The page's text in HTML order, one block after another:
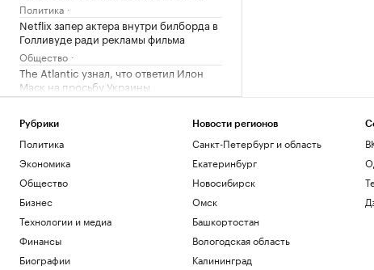
Политика
Netflix запер актера внутри билборда в
Голливуде ради рекламы фильма
Общество
The Atlantic узнал, что ответил Илон
Маск на просьбу Украины
Рубрики
Политика
Экономика
Общество
Бизнес
Технологии и медиа
Финансы
Биографии
Новости регионов
Санкт-Петербург и область
Екатеринбург
Новосибирск
Омск
Башкортостан
Вологодская область
Калининград